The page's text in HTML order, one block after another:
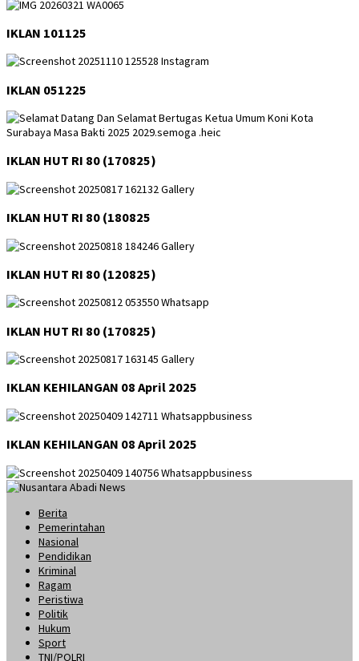
IKLAN 101125
IKLAN 051225
IKLAN HUT RI 80 (170825)
IKLAN HUT RI 80 (180825
IKLAN HUT RI 80 (120825)
IKLAN HUT RI 80 (170825)
IKLAN KEHILANGAN 08 April 2025
IKLAN KEHILANGAN 08 April 2025
Berita
Pemerintahan
Nasional
Pendidikan
Kriminal
Ragam
Peristiwa
Politik
Hukum
Sport
TNI/POLRI